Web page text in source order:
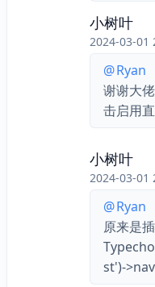
小树叶
2024-03-01
@Ryan
谢谢大
击启用
小树叶
2024-03-01
@Ryan
原来是
st')-